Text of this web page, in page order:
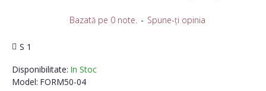
Disponibilitate: In Stoc
Model: FORM50-04
S 1
Bazată pe 0 note. - Spune-ţi opinia